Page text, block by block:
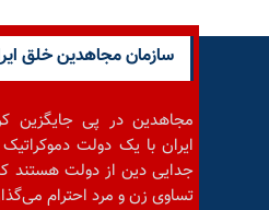
سازمان مجاهدین خلق
مجاهدین در پی جایگزین
ایران با یک دولت
جدایی دین از دولت هستند
تساوی زن و مرد احترام